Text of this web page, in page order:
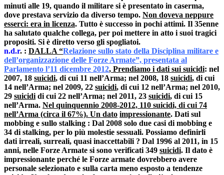
minuti alle 19, quando il militare si è presentato in caserma,
dove prestava servizio da diverso tempo. Non doveva neppure
esserci: era in licenza. Tutto è successo in pochi attimi. Il 35enne
ha salutato qualche collega, per poi mettere in atto i suoi tragici
propositi. Si è diretto verso gli spogliatoi.
n.d.r. : DALLA “Relazione sullo stato della Disciplina militare e
dell’organizzazione delle Forze Armate”, presentata al
Parlamento l’11 dicembre 2012, Prendiamo i dati sui suicidi: nel
2007, 18 suicidi, di cui 11 nell’Arma; nel 2008, 18 suicidi, di cui
14 nell’Arma; nel 2009, 22 suicidi, di cui 12 nell’Arma; nel 2010,
29 suicidi di cui 22 nell’Arma; nel 2011, 23 suicidi, di cui 15
nell’Arma. Nel quinquennio 2008-2012, 110 suicidi, di cui 74
nell’Arma (circa il 67%). Un dato impressionante. Dati sul
mobbing e sullo stalking : Dal 2008 solo due casi di mobbing e
34 di stalking, per lo più molestie sessuali. Possiamo definirli
dati irreali, surreali, quasi inaccettabili ? Dal 1996 al 2011, in 15
anni, nelle Forze Armate si sono verificati 349 suicidi. Il dato è
impressionante perché le Forze armate dovrebbero avere
personale selezionato e sulla carta meno esposto a tendenze